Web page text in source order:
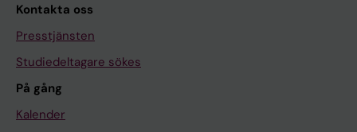
Kontakta oss
Presstjänsten
Studiedeltagare sökes
På gång
Kalender